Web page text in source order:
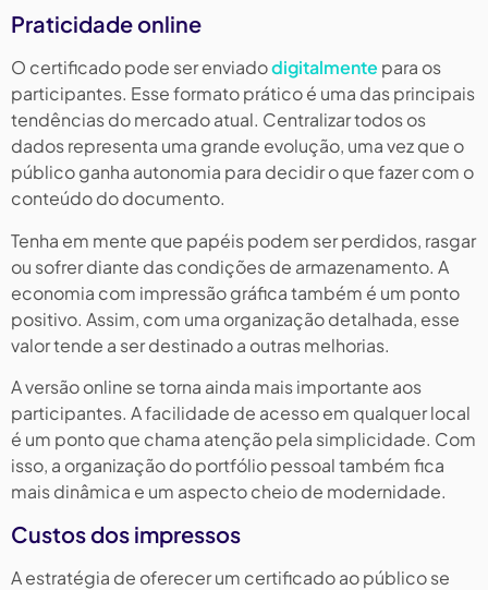
Praticidade online
O certificado pode ser enviadodigitalmente para os
participantes. Esse formato prático é uma das principais
tendências do mercado atual. Centralizar todos os
dados representa uma grande evolução, uma vez que o
público ganha autonomia para decidir o que fazer com o
conteúdo do documento.
Tenha em mente que papéis podem ser perdidos, rasgar
ou sofrer diante das condições de armazenamento. A
economia com impressão gráfica também é um ponto
positivo. Assim, com uma organização detalhada, esse
valor tende a ser destinado a outras melhorias.
A versão online se torna ainda mais importante aos
participantes. A facilidade de acesso em qualquer local
é um ponto que chama atenção pela simplicidade. Com
isso, a organização do portfólio pessoal também fica
mais dinâmica e um aspecto cheio de modernidade.
Custos dos impressos
A estratégia de oferecer um certificado ao público se